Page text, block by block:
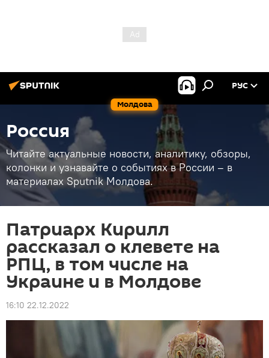
Молдова
РУС
Россия
Читайте актуальные новости, аналитику, обзоры,
колонки и узнавайте о событиях в России – в
материалах Sputnik Молдова.
Патриарх Кирилл
рассказал о клевете на
РПЦ, в том числе на
Украине и в Молдове
16:10 22.12.2022